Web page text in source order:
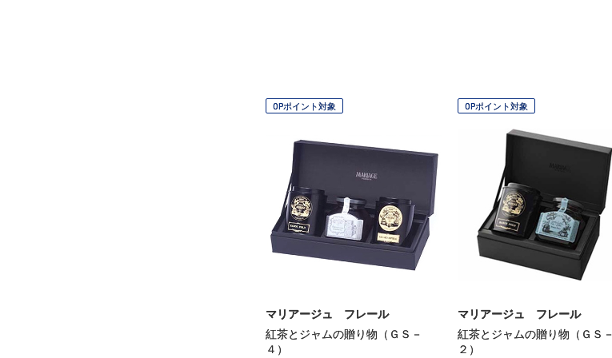
OPポイント対象
マリアージュ フレール
紅茶とジャムの贈り物（ＧＳ－
４）
OPポイント対象
マリアージュ フレール
紅茶とジャムの贈り物（ＧＳ－
２）